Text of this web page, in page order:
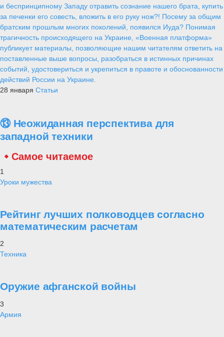
и беспринципному Западу отравить сознание нашего брата, купить
за печенки его совесть, вложить в его руку нож?! Посему за общим
братским прошлым многих поколений, появился Иуда? Понимая
трагичность происходящего на Украине, «Военная платформа»
публикует материалы, позволяющие нашим читателям ответить на
поставленные выше вопросы, разобраться в истинных причинах
событий, удостовериться и укрепиться в правоте и обоснованности
действий России на Украине.
28 января Статьи
⑬ Неожиданная перспектива для
западной техники
Самое читаемое
1
Уроки мужества
Рейтинг лучших полководцев согласно
математическим расчетам
2
Техника
Оружие афганской войны
3
Армия